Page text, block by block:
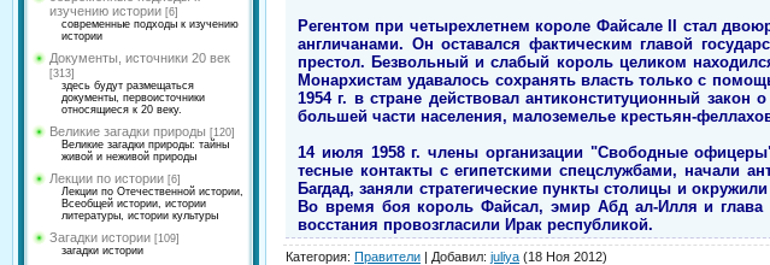
изучению истории [6]
современные подходы к изучению
истории
Документы, источники 20 век
[313]
здесь будут размещаться
документы, первоисточники
относящиеся к 20 веку.
Великие загадки природы [120]
Великие загадки природы: тайны
живой и неживой природы
Лекции по истории [6]
Лекции по Отечественной истории,
Всеобщей истории, истории
литературы, истории культуры
Загадки истории [109]
загадки истории
Регентом при четырехлетнем короле Файсале II стал
англичанами. Он оставался фактическим главой
престол. Безвольный и слабый король целиком
Монархистам удавалось сохранять власть только с
1954 г. в стране действовал антиконституционный
большей части населения, малоземелье крестьян-
14 июля 1958 г. члены организации "Свободные
тесные контакты с египетскими спецслужбами, начали
Багдад, заняли стратегические пункты столицы и
Во время боя король Файсал, эмир Абд ал-Илля и
восстания провозгласили Ирак республикой.
Категория: Правители | Добавил: juliya (18 Ноя 2012)